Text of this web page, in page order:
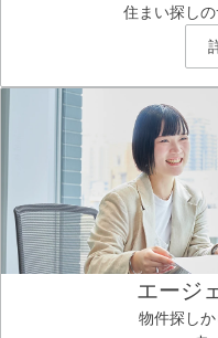
住まい探し
エージ
物件探し